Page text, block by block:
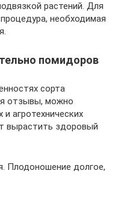
растений. Для
необходимая
помидоров
сорта
отзывы, можно
агротехнических
вырастить здоровый
Плодоношение долгое,